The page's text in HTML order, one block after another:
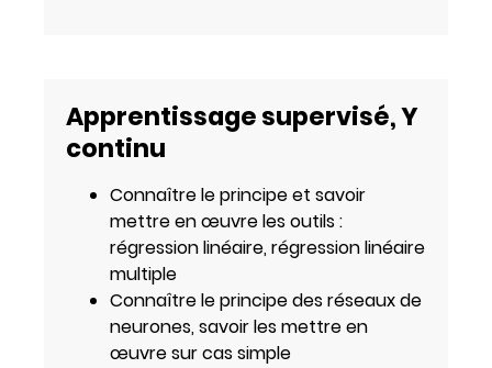
Apprentissage supervisé, Y
continu
Connaître le principe et savoir
mettre en œuvre les outils :
régression linéaire, régression linéaire
multiple
Connaître le principe des réseaux de
neurones, savoir les mettre en
œuvre sur cas simple